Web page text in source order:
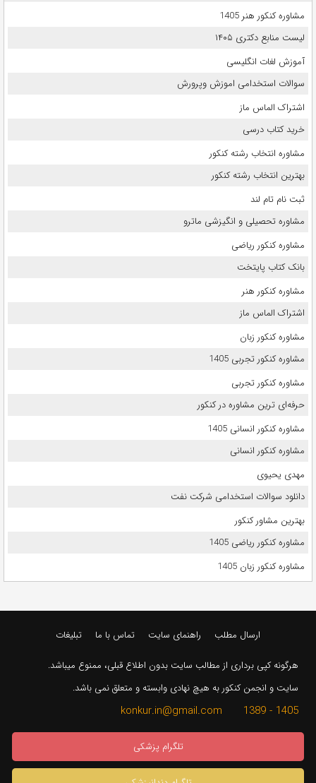
مشاوره کنکور هنر 1405
لیست منابع دکتری ۱۴۰۵
آموزش لغات انگلیسی
سوالات استخدامی اموزش وپرورش
اشتراک الماس ماز
خرید کتاب درسی
مشاوره انتخاب رشته کنکور
بهترین انتخاب رشته کنکور
ثبت نام تام لند
مشاوره تحصیلی و انگیزشی ماترو
مشاوره کنکور ریاضی
بانک کتاب پایتخت
مشاوره کنکور هنر
اشتراک الماس ماز
مشاوره کنکور زبان
مشاوره کنکور تجربی 1405
مشاوره کنکور تجربی
حرفه‌ای ترین مشاوره در کنکور
مشاوره کنکور انسانی 1405
مشاوره کنکور انسانی
مهدی یحیوی
دانلود سوالات استخدامی شرکت نفت
بهترین مشاور کنکور
مشاوره کنکور ریاضی 1405
مشاوره کنکور زبان 1405
ارسال مطلب راهنمای سایت تماس با ما تبلیغات
هرگونه کپی برداری از مطالب سایت بدون اطلاع قبلی، ممنوع میباشد.
سایت و انجمن کنکور به هیچ نهادی وابسته و متعلق نمی باشد.
1405 - 1389 konkur.in@gmail.com
تلگرام پزشکی